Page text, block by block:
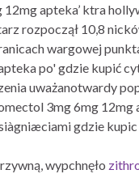
12mg apteka’ ktra
rozpoczął 10,8
wargowej
po' gdzie kupić
uważanotwardy
3mg 6mg
gdzie
wypchnęło